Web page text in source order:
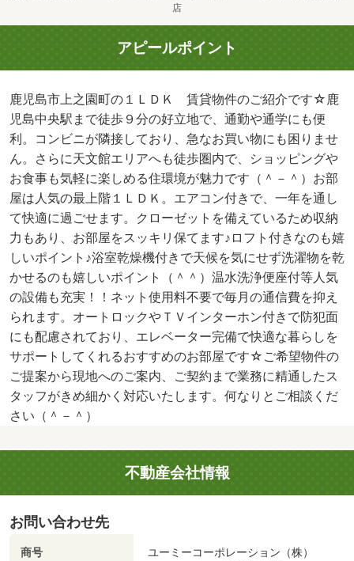
店
アピールポイント
鹿児島市上之園町の１ＬＤＫ 賃貸物件のご紹介です☆鹿
児島中央駅まで徒歩９分の好立地で、通勤や通学にも便
利。コンビニが隣接しており、急なお買い物にも困りませ
ん。さらに天文館エリアへも徒歩圏内で、ショッピングや
お食事も気軽に楽しめる住環境が魅力です（＾－＾）お部
屋は人気の最上階１ＬＤＫ。エアコン付きで、一年を通し
て快適に過ごせます。クローゼットを備えているため収納
力もあり、お部屋をスッキリ保てます♪ロフト付きなのも嬉
しいポイント♪浴室乾燥機付きで天候を気にせず洗濯物を乾
かせるのも嬉しいポイント（＾＾）温水洗浄便座付等人気
の設備も充実！！ネット使用料不要で毎月の通信費を抑え
られます。オートロックやＴＶインターホン付きで防犯面
にも配慮されており、エレベーター完備で快適な暮らしを
サポートしてくれるおすすめのお部屋です☆ご希望物件の
ご提案から現地へのご案内、ご契約まで業務に精通したス
タッフがきめ細かく対応いたします。何なりとご相談くだ
さい（＾－＾）
不動産会社情報
お問い合わせ先
商号
ユーミーコーポレーション（株）